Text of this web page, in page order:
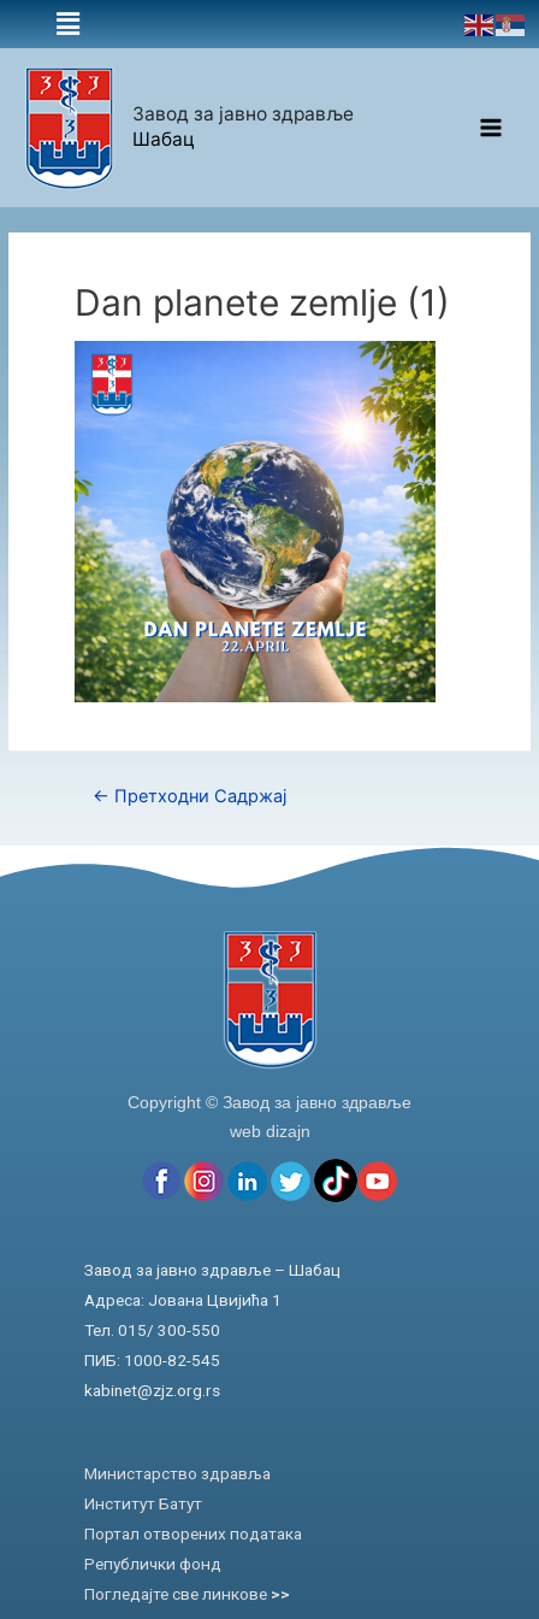
Завод за јавно здравље
Шабац
Dan planete zemlje (1)
← Претходни Садржај
Copyright © Завод за јавно здравље
web dizajn
Завод за јавно здравље – Шабац
Адреса: Јована Цвијића 1
Тел. 015/ 300-550
ПИБ: 1000-82-545
kabinet@zjz.org.rs
Министарство здравља
Институт Батут
Портал отворених података
Републички фонд
Погледајте све линкове >>